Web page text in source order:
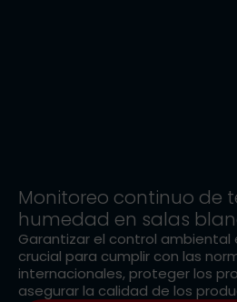
Monitoreo continuo de
humedad en salas
Garantizar el control ambiental
crucial para cumplir con las
internacionales, proteger los
asegurar la calidad de los